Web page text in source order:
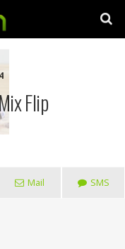
Flip
Mail SMS